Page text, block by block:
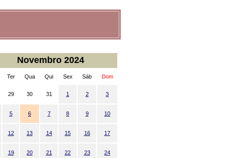
Novembro 2024
Ter Qua Qui Sex Sáb Dom
29 30 31 1 2 3
5 6 7 8 9 10
12 13 14 15 16 17
19 20 21 22 23 24